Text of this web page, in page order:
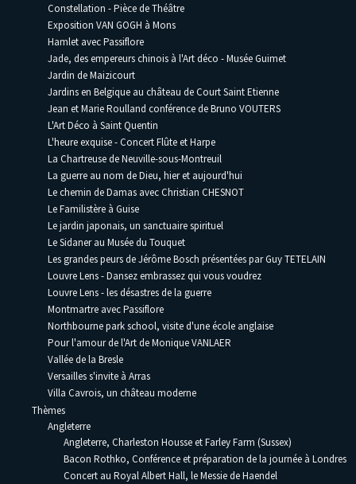
Constellation - Pièce de Théâtre
Exposition VAN GOGH à Mons
Hamlet avec Passiflore
Jade, des empereurs chinois à l'Art déco - Musée Guimet
Jardin de Maizicourt
Jardins en Belgique au château de Court Saint Etienne
Jean et Marie Roulland conférence de Bruno VOUTERS
L'Art Déco à Saint Quentin
L'heure exquise - Concert Flûte et Harpe
La Chartreuse de Neuville-sous-Montreuil
La guerre au nom de Dieu, hier et aujourd'hui
Le chemin de Damas avec Christian CHESNOT
Le Familistère à Guise
Le jardin japonais, un sanctuaire spirituel
Le Sidaner au Musée du Touquet
Les grandes peurs de Jérôme Bosch présentées par Guy TETELAIN
Louvre Lens - Dansez embrassez qui vous voudrez
Louvre Lens - les désastres de la guerre
Montmartre avec Passiflore
Northbourne park school, visite d'une école anglaise
Pour l'amour de l'Art de Monique VANLAER
Vallée de la Bresle
Versailles s'invite à Arras
Villa Cavrois, un château moderne
Thèmes
Angleterre
Angleterre, Charleston Housse et Farley Farm (Sussex)
Bacon Rothko, Conférence et préparation de la journée à Londres
Concert au Royal Albert Hall, le Messie de Haendel